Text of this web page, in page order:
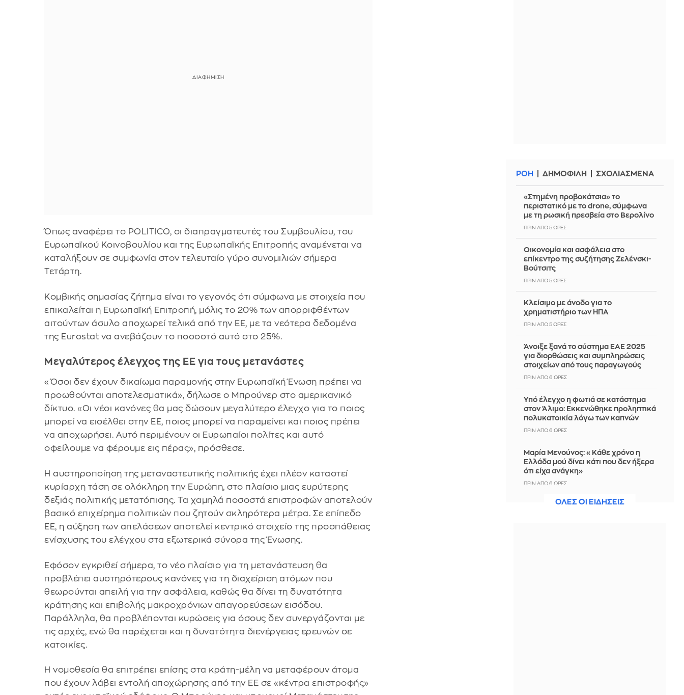
Όπως αναφέρει το POLITICO, oι διαπραγματευτές του Συμβουλίου, του
Ευρωπαϊκού Κοινοβουλίου και της Ευρωπαϊκής Επιτροπής αναμένεται να
καταλήξουν σε συμφωνία στον τελευταίο γύρο συνομιλιών σήμερα
Τετάρτη.
Κομβικής σημασίας ζήτημα είναι το γεγονός ότι σύμφωνα με στοιχεία που
επικαλείται η Ευρωπαϊκή Επιτροπή, μόλις το 20% των απορριφθέντων
αιτούντων άσυλο αποχωρεί τελικά από την ΕΕ, με τα νεότερα δεδομένα
της Eurostat να ανεβάζουν το ποσοστό αυτό στο 25%.
Μεγαλύτερος έλεγχος της ΕΕ για τους μετανάστες
«Όσοι δεν έχουν δικαίωμα παραμονής στην Ευρωπαϊκή Ένωση πρέπει να
προωθούνται αποτελεσματικά», δήλωσε ο Μπρούνερ στο αμερικανικό
δίκτυο. «Οι νέοι κανόνες θα μας δώσουν μεγαλύτερο έλεγχο για το ποιος
μπορεί να εισέλθει στην ΕΕ, ποιος μπορεί να παραμείνει και ποιος πρέπει
να αποχωρήσει. Αυτό περιμένουν οι Ευρωπαίοι πολίτες και αυτό
οφείλουμε να φέρουμε εις πέρας», πρόσθεσε.
Η αυστηροποίηση της μεταναστευτικής πολιτικής έχει πλέον καταστεί
κυρίαρχη τάση σε ολόκληρη την Ευρώπη, στο πλαίσιο μιας ευρύτερης
δεξιάς πολιτικής μετατόπισης. Τα χαμηλά ποσοστά επιστροφών αποτελούν
βασικό επιχείρημα πολιτικών που ζητούν σκληρότερα μέτρα. Σε επίπεδο
ΕΕ, η αύξηση των απελάσεων αποτελεί κεντρικό στοιχείο της προσπάθειας
ενίσχυσης του ελέγχου στα εξωτερικά σύνορα της Ένωσης.
Εφόσον εγκριθεί σήμερα, το νέο πλαίσιο για τη μετανάστευση θα
προβλέπει αυστηρότερους κανόνες για τη διαχείριση ατόμων που
θεωρούνται απειλή για την ασφάλεια, καθώς θα δίνει τη δυνατότητα
κράτησης και επιβολής μακροχρόνιων απαγορεύσεων εισόδου.
Παράλληλα, θα προβλέπονται κυρώσεις για όσους δεν συνεργάζονται με
τις αρχές, ενώ θα παρέχεται και η δυνατότητα διενέργειας ερευνών σε
κατοικίες.
Η νομοθεσία θα επιτρέπει επίσης στα κράτη-μέλη να μεταφέρουν άτομα
που έχουν λάβει εντολή αποχώρησης από την ΕΕ σε «κέντρα επιστροφής»
ΡΟΗ ΔΗΜΟΦΙΛΗ ΣΧΟΛΙΑΣΜΕΝΑ
«Στημένη προβοκάτσια» το
περιστατικό με το drone, σύμφωνα
με τη ρωσική πρεσβεία στο Βερολίνο
ΠΡΙΝ ΑΠΌ 5 ΏΡΕΣ
Οικονομία και ασφάλεια στο
επίκεντρο της συζήτησης Ζελένσκι-
Βούτσιτς
ΠΡΙΝ ΑΠΌ 5 ΏΡΕΣ
Κλείσιμο με άνοδο για το
χρηματιστήριο των ΗΠΑ
ΠΡΙΝ ΑΠΌ 5 ΏΡΕΣ
Άνοιξε ξανά το σύστημα ΕΑΕ 2025
για διορθώσεις και συμπληρώσεις
στοιχείων από τους παραγωγούς
ΠΡΙΝ ΑΠΌ 6 ΏΡΕΣ
Yπό έλεγχο η φωτιά σε κατάστημα
στον Άλιμο: Εκκενώθηκε προληπτικά
πολυκατοικία λόγω των καπνών
ΠΡΙΝ ΑΠΌ 6 ΏΡΕΣ
Μαρία Μενούνος: «Κάθε χρόνο η
Ελλάδα μού δίνει κάτι που δεν ήξερα
ότι είχα ανάγκη»
ΠΡΙΝ ΑΠΌ 6 ΏΡΕΣ
Η ξηρασία απειλεί την
ΟΛΕΣ ΟΙ ΕΙΔΗΣΕΙΣ